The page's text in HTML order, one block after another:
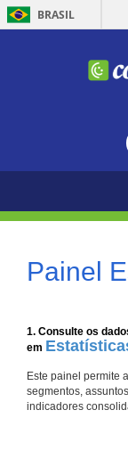
BRASIL
Painel
1. Consulte os
em
Este painel permite
segmentos,
indicadores